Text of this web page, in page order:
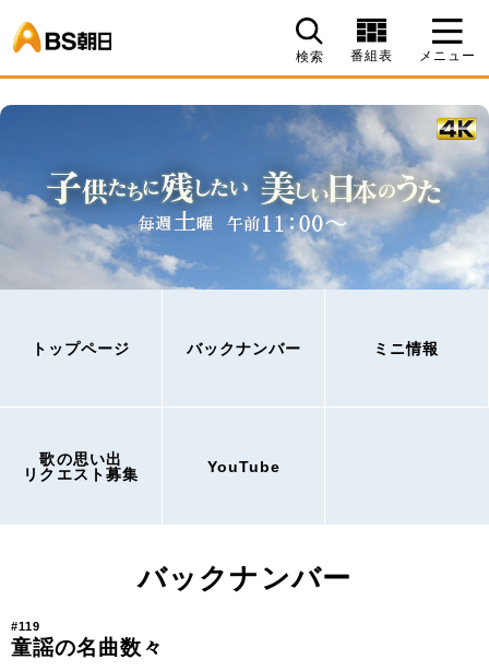
検索 番組表 メニュー
トップページ バックナンバー ミニ情報
歌の思い出
リクエスト募集
YouTube
バックナンバー
#119
童謡の名曲数々